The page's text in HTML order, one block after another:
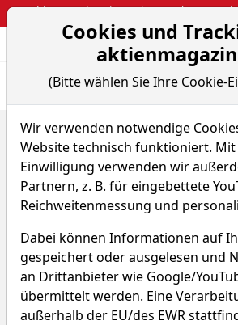
Webinar: So kassierst du trotzdem
Home Aktien SFL Corp. Ltd.
SFL Aktie
Watchlist SFL
11,869 $ -
Echtzeit-Aktienkurs
Cookies und
(Bitte wählen Sie Ihre Cookie-
Wir verwenden notwendige
Website technisch funktioniert.
Einwilligung verwenden wir
Partnern, z. B. für eingebettete
Reichweitenmessung und
Dabei können Informationen auf
gespeichert oder ausgelesen und
an Drittanbieter wie Google/
übermittelt werden. Eine
außerhalb der EU/des EWR